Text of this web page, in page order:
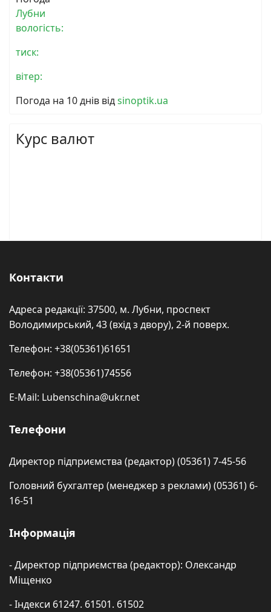
Лубни
вологість:
тиск:
вітер:
Погода на 10 днів відsinoptik.ua
Курс валют
Контакти
Адреса редакції: 37500, м. Лубни, проспект
Володимирський, 43 (вхід з двору), 2-й поверх.
Телефон: +38(05361)61651
Телефон: +38(05361)74556
E-Mail: Lubenschina@ukr.net
Телефони
Директор підприємства (редактор) (05361) 7-45-56
Головний бухгалтер (менеджер з реклами) (05361) 6-
16-51
Інформація
- Директор підприємства (редактор): Олександр
Міщенко
- Індекси 61247. 61501. 61502